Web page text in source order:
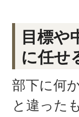
目標や
に任せ
部下に何
と違った